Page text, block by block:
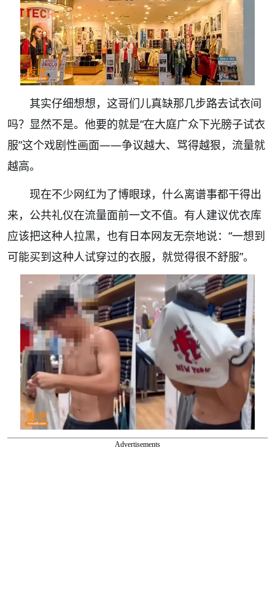
其实仔细想想，这哥们儿真缺那几步路去试衣间
吗？显然不是。他要的就是“在大庭广众下光膀子试衣
服”这个戏剧性画面——争议越大、骂得越狠，流量就
越高。
现在不少网红为了博眼球，什么离谱事都干得出
来，公共礼仪在流量面前一文不值。有人建议优衣库
应该把这种人拉黑，也有日本网友无奈地说：“一想到
可能买到这种人试穿过的衣服，就觉得很不舒服”。
Advertisements